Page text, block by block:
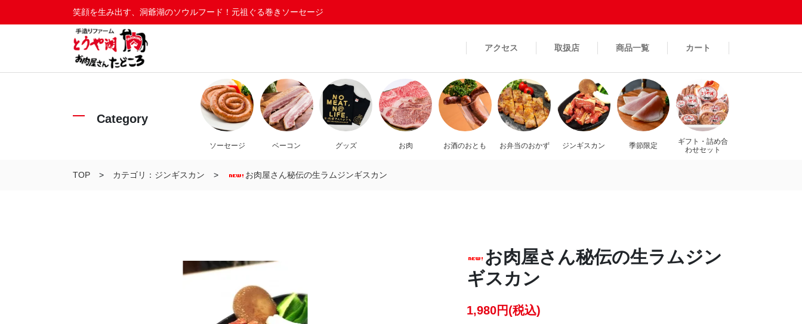
笑顔を生み出す、洞爺湖のソウルフード！元祖ぐる巻きソーセージ
アクセス 取扱店 商品一覧 カート
Category
ソーセージ ベーコン グッズ お肉 お酒のおとも お弁当のおかず ジンギスカン 季節限定
ギフト・詰め合
わせセット
TOP カテゴリ：ジンギスカン お肉屋さん秘伝の生ラムジンギスカン
お肉屋さん秘伝の生ラムジン
ギスカン
1,980円(税込)